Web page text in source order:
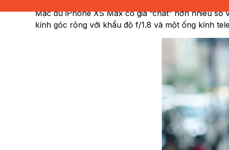
Mặc dù iPhone XS Max có giá “chát” hơn nhiều
kính góc rộng với khẩu độ f/1.8 và một ống kính